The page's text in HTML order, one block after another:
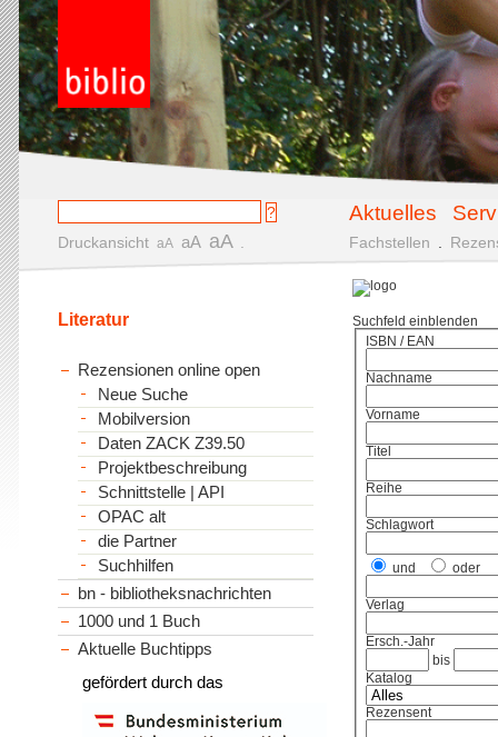
Aktuelles
Druckansicht aA aA aA Fachstellen
Suchfeld einblenden
ISBN / EAN
Nachname
Vorname
Titel
Reihe
Schlagwort
und oder
Verlag
Ersch.-Jahr
bis
Katalog
Rezensent
Literatur
Rezensionen online open
Neue Suche
Mobilversion
Daten ZACK Z39.50
Projektbeschreibung
Schnittstelle | API
OPAC alt
die Partner
Suchhilfen
bn - bibliotheksnachrichten
1000 und 1 Buch
Aktuelle Buchtipps
gefördert durch das